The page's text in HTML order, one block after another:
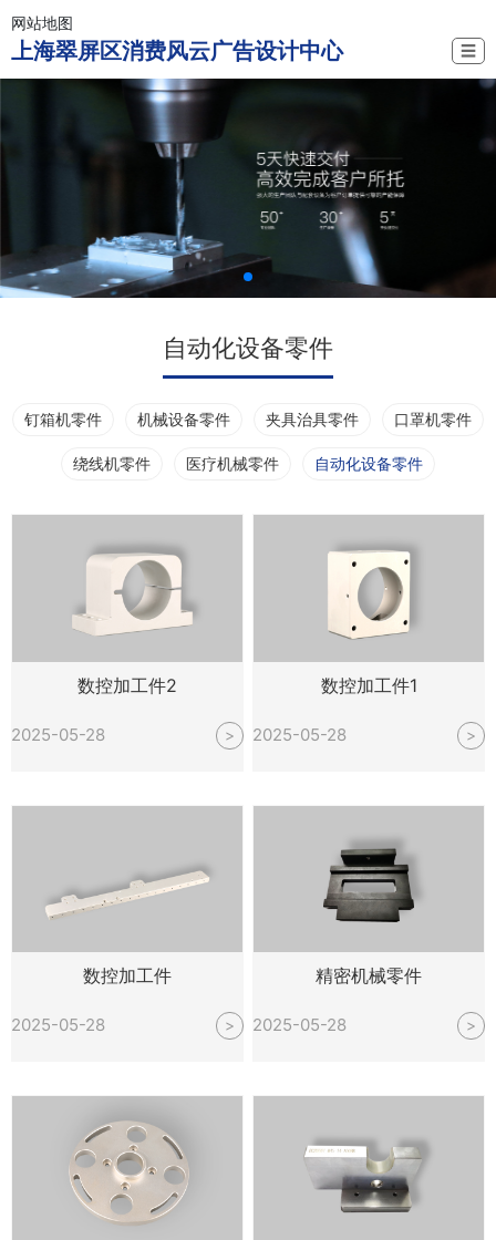
网站地图
上海翠屏区消费风云广告设计中心 ☰
自动化设备零件
钉箱机零件 机械设备零件 夹具治具零件 口罩机零件
绕线机零件 医疗机械零件 自动化设备零件
数控加工件2
2025-05-28 >
数控加工件1
2025-05-28 >
数控加工件
2025-05-28 >
精密机械零件
2025-05-28 >